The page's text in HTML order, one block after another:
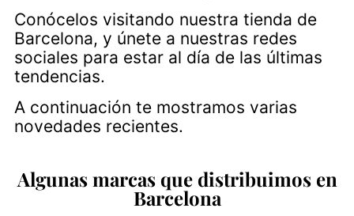
Conócelos visitando nuestra tienda de
Barcelona, y únete a nuestras redes
sociales para estar al día de las últimas
tendencias.
A continuación te mostramos varias
novedades recientes.
Algunas marcas que distribuimos en
Barcelona